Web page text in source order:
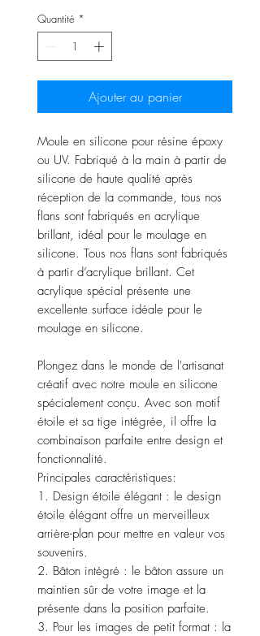
Quantité *
Ajouter au panier
Moule en silicone pour résine époxy
ou UV. Fabriqué à la main à partir de
silicone de haute qualité après
réception de la commande, tous nos
flans sont fabriqués en acrylique
brillant, idéal pour le moulage en
silicone. Tous nos flans sont fabriqués
à partir d’acrylique brillant. Cet
acrylique spécial présente une
excellente surface idéale pour le
moulage en silicone.
Plongez dans le monde de l'artisanat
créatif avec notre moule en silicone
spécialement conçu. Avec son motif
étoile et sa tige intégrée, il offre la
combinaison parfaite entre design et
fonctionnalité.
Principales caractéristiques:
1. Design étoile élégant : le design
étoile élégant offre un merveilleux
arrière-plan pour mettre en valeur vos
souvenirs.
2. Bâton intégré : le bâton assure un
maintien sûr de votre image et la
présente dans la position parfaite.
3. Pour les images de petit format : la